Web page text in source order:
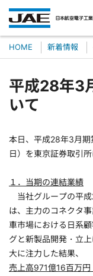
HOME 新着情報
平成28年3
いて
本日、平成28年3月
日）を東京証券取引
１．当期の連結業績
当社グループの平
は、主力のコネクタ
車市場における日系
グと新製品開発・立
大に注力した結果、
売上高971億16百万